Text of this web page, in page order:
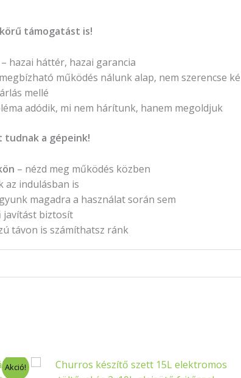
támogatást is!
– hazai háttér, hazai garancia
működés nálunk alap, nem szerencse
mellé
adódik, mi nem hárítunk, hanem megoldjuk
tudnak a gépeink!
– nézd meg működés közben
az indulásban is
magadra a használat során sem
javítást biztosít
távon is számíthatsz ránk
Akció!